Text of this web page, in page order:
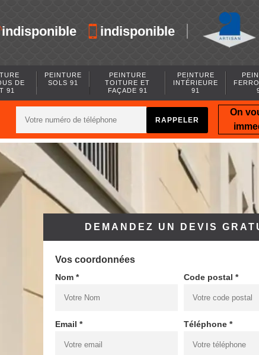
indisponible indisponible
DE
91
PEINTURE
SOLS 91
PEINTURE
TOITURE ET
FAÇADE 91
PEINTURE
INTÉRIEURE
91
On
DEMANDEZ UN DEVIS
Vos coordonnées
Nom * Code postal *
Email * Téléphone *